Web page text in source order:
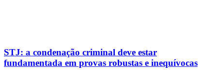
STJ: a condenação criminal deve estar
fundamentada em provas robustas e inequívocas